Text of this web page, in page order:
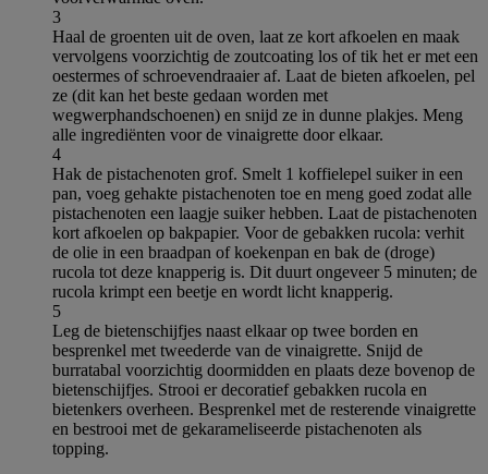
3
Haal de groenten uit de oven, laat ze kort afkoelen en maak
vervolgens voorzichtig de zoutcoating los of tik het er met een
oestermes of schroevendraaier af. Laat de bieten afkoelen, pel
ze (dit kan het beste gedaan worden met
wegwerphandschoenen) en snijd ze in dunne plakjes. Meng
alle ingrediënten voor de vinaigrette door elkaar.
4
Hak de pistachenoten grof. Smelt 1 koffielepel suiker in een
pan, voeg gehakte pistachenoten toe en meng goed zodat alle
pistachenoten een laagje suiker hebben. Laat de pistachenoten
kort afkoelen op bakpapier. Voor de gebakken rucola: verhit
de olie in een braadpan of koekenpan en bak de (droge)
rucola tot deze knapperig is. Dit duurt ongeveer 5 minuten; de
rucola krimpt een beetje en wordt licht knapperig.
5
Leg de bietenschijfjes naast elkaar op twee borden en
besprenkel met tweederde van de vinaigrette. Snijd de
burratabal voorzichtig doormidden en plaats deze bovenop de
bietenschijfjes. Strooi er decoratief gebakken rucola en
bietenkers overheen. Besprenkel met de resterende vinaigrette
en bestrooi met de gekarameliseerde pistachenoten als
topping.